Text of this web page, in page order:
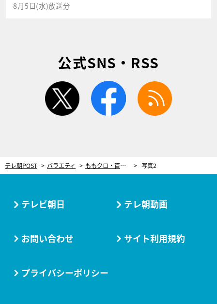
8月5日(水)放送分
公式SNS・RSS
twitter facebook
テレ朝POST バラエティ ももクロ・百田夏菜子「虫とはいい距離感でライブをしたい」!? 写真2
テレビ朝日 テレ朝動画
お問い合わせ サイト利用規約
プライバシーポリシー